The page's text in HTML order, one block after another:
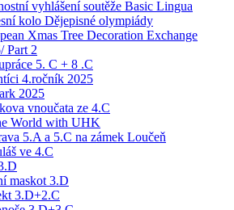
vyhlášení soutěže Basic Lingua
kolo Dějepisné olympiády
Xmas Tree Decoration Exchange
Part 2
5. C + 8 .C
4.ročník 2025
2025
vnoučata ze 4.C
World with UHK
5.A a 5.C na zámek Loučeň
ve 4.C
maskot 3.D
3.D+2.C